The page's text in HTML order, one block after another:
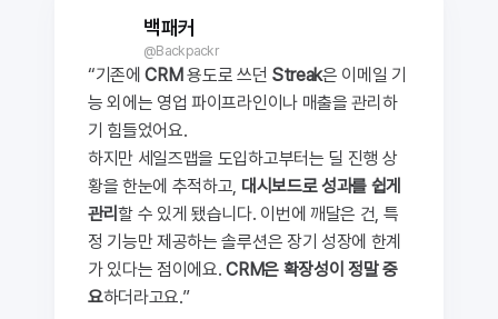
백패커
@Backpackr
“기존에 CRM 용도로 쓰던 Streak은 이메일 기
능 외에는 영업 파이프라인이나 매출을 관리하
기 힘들었어요.
하지만 세일즈맵을 도입하고부터는 딜 진행 상
황을 한눈에 추적하고, 대시보드로 성과를 쉽게
관리할 수 있게 됐습니다. 이번에 깨달은 건, 특
정 기능만 제공하는 솔루션은 장기 성장에 한계
가 있다는 점이에요. CRM은 확장성이 정말 중
요하더라고요.”